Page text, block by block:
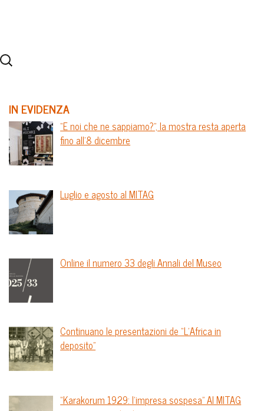
IN EVIDENZA
“E noi che ne sappiamo?”, la mostra resta aperta
fino all’8 dicembre
Luglio e agosto al MITAG
Online il numero 33 degli Annali del Museo
Continuano le presentazioni de “L’Africa in
deposito”
“Karakorum 1929: l’impresa sospesa” Al MITAG